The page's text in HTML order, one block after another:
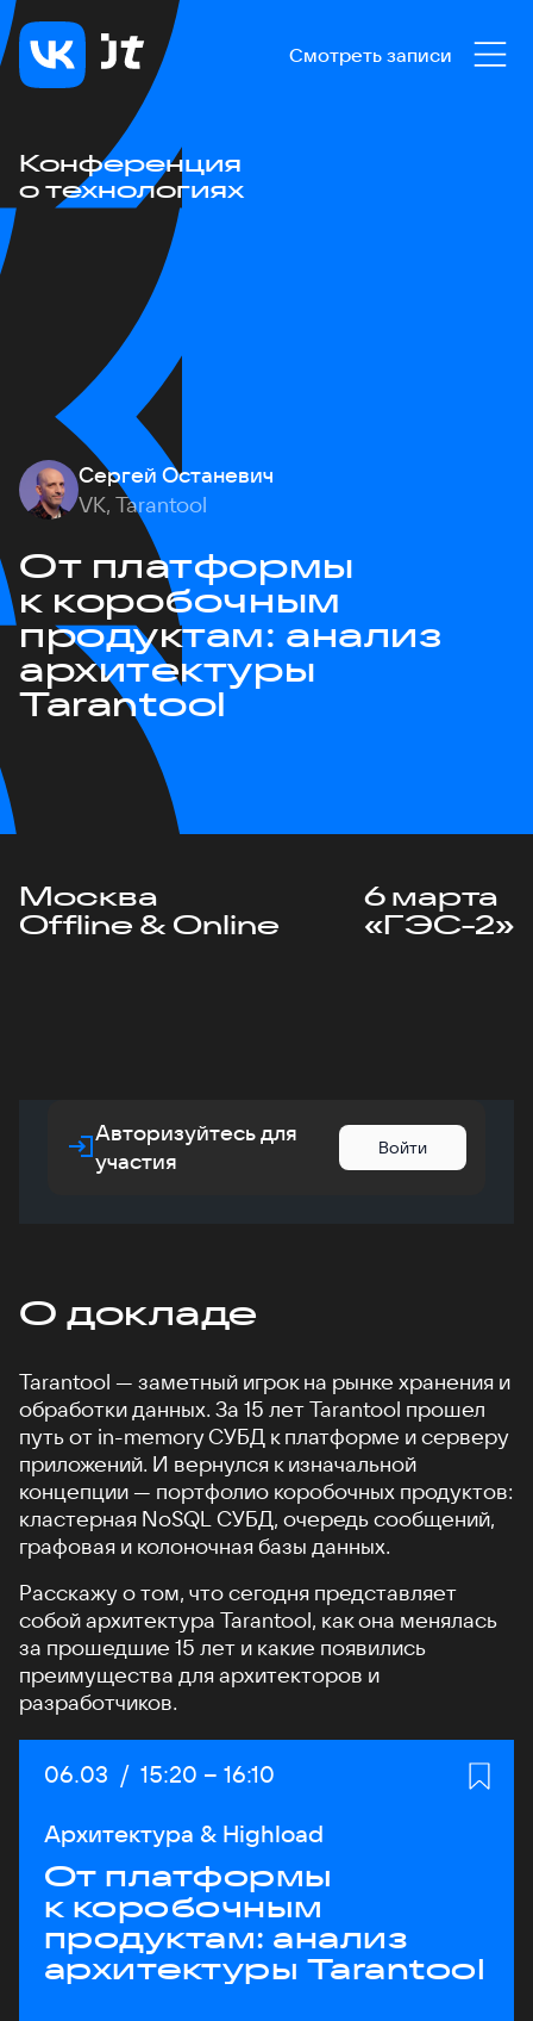
Смотреть записи
Конференция
о технологиях
Сергей Останевич
VK, Tarantool
От платформы
к коробочным
продуктам: анализ
архитектуры
Tarantool
Москва
Offline & Online
6 марта
«ГЭС-2»
Авторизуйтесь для
участия
Войти
О докладе
Tarantool — заметный игрок на рынке хранения и
обработки данных. За 15 лет Tarantool прошел
путь от in-memory СУБД к платформе и серверу
приложений. И вернулся к изначальной
концепции — портфолио коробочных продуктов:
кластерная NoSQL СУБД, очередь сообщений,
графовая и колоночная базы данных.
Расскажу о том, что сегодня представляет
собой архитектура Tarantool, как она менялась
за прошедшие 15 лет и какие появились
преимущества для архитекторов и
разработчиков.
Дата:
06.03 / Начало:
15:20 – Конец:
16:10
Архитектура & Highload
От платформы
к коробочным
продуктам: анализ
архитектуры Tarantool